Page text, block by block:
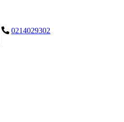
0214029302